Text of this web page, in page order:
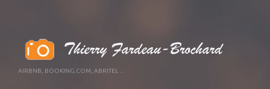
AIRBNB, BOOKING.COM, ABRITEL …